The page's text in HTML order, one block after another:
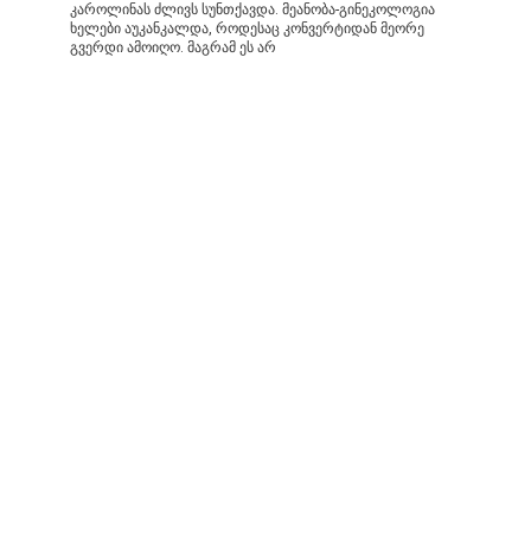
კაროლინას ძლივს სუნთქავდა. მეანობა-გინეკოლოგია
ხელები აუკანკალდა, როდესაც კონვერტიდან მეორე
გვერდი ამოიღო. მაგრამ ეს არ